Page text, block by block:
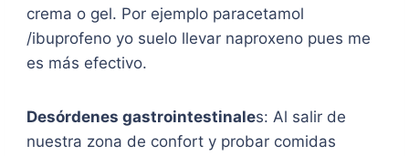
crema o gel. Por ejemplo paracetamol
/ibuprofeno yo suelo llevar naproxeno pues me
es más efectivo.
Desórdenes gastrointestinales: Al salir de
nuestra zona de confort y probar comidas